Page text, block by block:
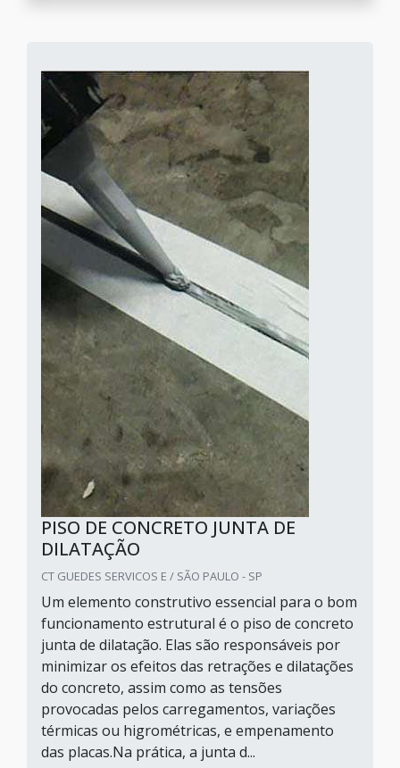
PISO DE CONCRETO JUNTA DE
DILATAÇÃO
CT GUEDES SERVICOS E / SÃO PAULO - SP
Um elemento construtivo essencial para o bom
funcionamento estrutural é o piso de concreto
junta de dilatação. Elas são responsáveis por
minimizar os efeitos das retrações e dilatações
do concreto, assim como as tensões
provocadas pelos carregamentos, variações
térmicas ou higrométricas, e empenamento
das placas.Na prática, a junta d...